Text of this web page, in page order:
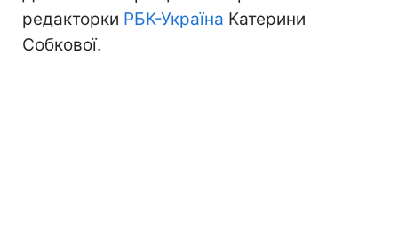
редакторки РБК-Україна Катерини
Собкової.